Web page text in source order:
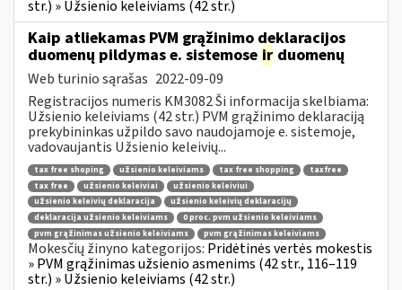
str.) » Užsienio keleiviams (42 str.)
Kaip atliekamas PVM grąžinimo deklaracijos
duomenų pildymas e. sistemose ir duomenų
Web turinio sąrašas 2022-09-09
Registracijos numeris KM3082 Ši informacija skelbiama:
Užsienio keleiviams (42 str.) PVM grąžinimo deklaraciją
prekybininkas užpildo savo naudojamoje e. sistemoje,
vadovaujantis Užsienio keleivių...
tax free shoping užsienio keleiviams tax free shopping
taxfree
tax free
užsienio keleiviai
užsienio keleiviui
užsienio keleivių deklaracija
užsienio keleivių deklaracijų
deklaracija užsienio keleiviams
0 proc. pvm užsienio keleiviams
pvm grąžinimas užsienio keleiviams
pvm grąžinimas keleiviams
Mokesčių žinyno kategorijos: Pridėtinės vertės mokestis
» PVM grąžinimas užsienio asmenims (42 str., 116–119
str.) » Užsienio keleiviams (42 str.)